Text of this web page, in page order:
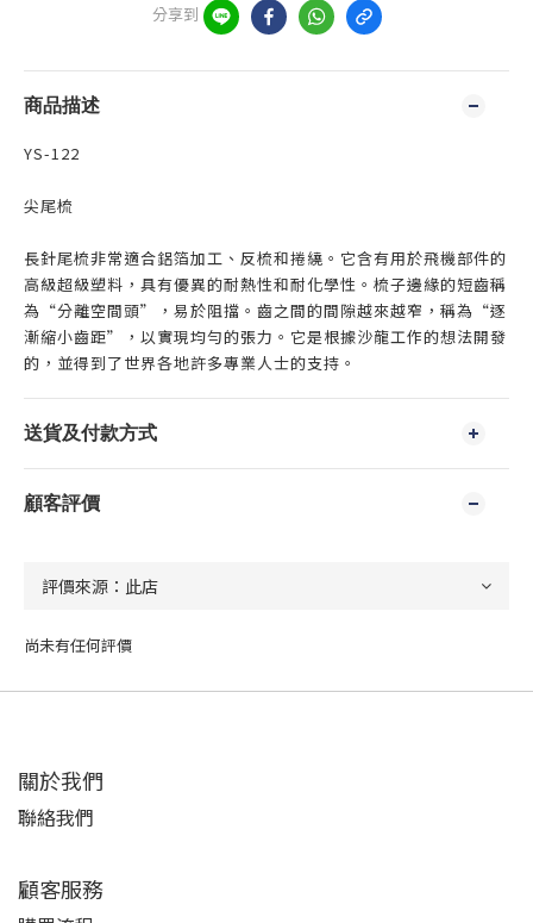
分享到
商品描述
YS-122
尖尾梳
長針尾梳非常適合鋁箔加工、反梳和捲繞。它含有用於飛機部件的
高級超級塑料，具有優異的耐熱性和耐化學性。梳子邊緣的短齒稱
為“分離空間頭”，易於阻擋。齒之間的間隙越來越窄，稱為“逐
漸縮小齒距”，以實現均勻的張力。它是根據沙龍工作的想法開發
的，並得到了世界各地許多專業人士的支持。
送貨及付款方式
顧客評價
尚未有任何評價
關於我們
聯絡我們
顧客服務